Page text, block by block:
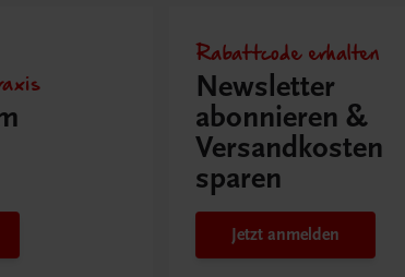
Rabattcode erhalten
Newsletter
abonnieren &
Versandkosten
sparen
Jetzt anmelden